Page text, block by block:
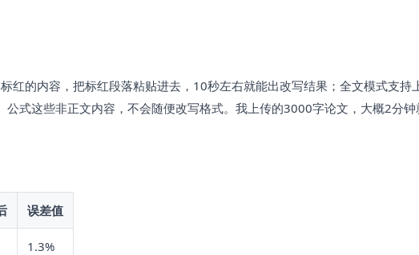
红的内容，把标红段落粘贴进去，10秒左右就能出改写结果；全文模式支持
式这些非正文内容，不会随便改写格式。我上传的3000字论文，大概2分钟
误差值
1.3%